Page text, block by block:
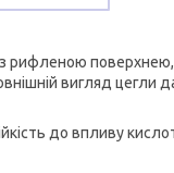
рифленою поверхнею,
вигляд цегли
до впливу